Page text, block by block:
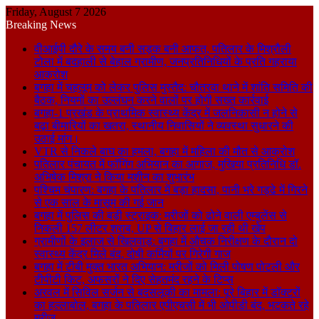
Friday, August 7 2026
Breaking News
वीआईपी दौरे के समय बनी सड़क बनी आफत, पतिलार के मिश्रौली
टोला में बदहाली से बेहाल ग्रामीण, जनप्रतिनिधियों के प्रति गहराया
आक्रोश
बगहा में चहलूम को लेकर पुलिस मुस्तैद: चौतरवा थाने में शांति समिति की
बैठक, नियमों का उल्लंघन करने वालों पर होगी सख्त कार्रवाई
बगहा-1 प्रखंड के प्राथमिक स्वास्थ्य केंद्र में जलनिकासी न होने से
बढ़ा बीमारियों का खतरा, स्थानीय निवासियों ने व्यवस्था सुधारने की
उठाई मांग।
VTR से निकले बाघ का हमला, बगहा में महिला की मौत से आक्रोश
पतिलार पंचायत में फॉगिंग अभियान का आगाज, मुखिया प्रतिनिधि डॉ.
अभिषेक मिश्रा ने किया मशीन का शुभारंभ
पश्चिम चंपारण: बगहा के पतिलार में बड़ा हादसा, पानी भरे गड्ढे में गिरने
से एक साल के मासूम की गई जान
बगहा में पुलिस की बड़ी स्ट्राइक: मरीजों को ढोने वाली एम्बुलेंस से
निकली 157 लीटर शराब, UP से बिहार लाई जा रही थी खेप
ग्रामीणों के इलाज से खिलवाड़: बगहा में औचक निरीक्षण के दौरान दो
स्वास्थ्य केंद्र मिले बंद, दोषी कर्मियों पर गिरेगी गाज
बगहा में टीबी मुक्त भारत अभियान: मरीजों को मिली पोषण पोटली और
टीपीटी किट, अफसरों ने दिए सेहतमंद रहने के टिप्स
अरवल में सिविल सर्जन से बदसलूकी का मामला: पूरे बिहार में डॉक्टरों
का हल्लाबोल, बगहा के पतिलार एपीएचसी में भी ओपीडी बंद, भटकते रहे